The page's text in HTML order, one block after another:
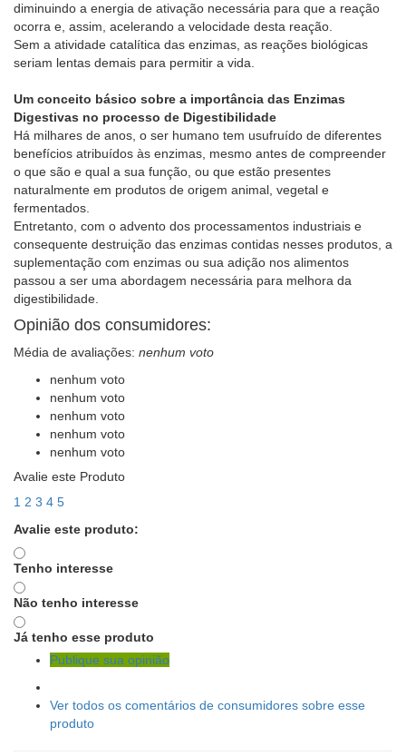
diminuindo a energia de ativação necessária para que a reação
ocorra e, assim, acelerando a velocidade desta reação.
Sem a atividade catalítica das enzimas, as reações biológicas
seriam lentas demais para permitir a vida.
Um conceito básico sobre a importância das Enzimas
Digestivas no processo de Digestibilidade
Há milhares de anos, o ser humano tem usufruído de diferentes
benefícios atribuídos às enzimas, mesmo antes de compreender
o que são e qual a sua função, ou que estão presentes
naturalmente em produtos de origem animal, vegetal e
fermentados.
Entretanto, com o advento dos processamentos industriais e
consequente destruição das enzimas contidas nesses produtos, a
suplementação com enzimas ou sua adição nos alimentos
passou a ser uma abordagem necessária para melhora da
digestibilidade.
Opinião dos consumidores:
Média de avaliações: nenhum voto
nenhum voto
nenhum voto
nenhum voto
nenhum voto
nenhum voto
Avalie este Produto
1 2 3 4 5
Avalie este produto:
Tenho interesse
Não tenho interesse
Já tenho esse produto
Publique sua opinião
Ver todos os comentários de consumidores sobre esse
produto